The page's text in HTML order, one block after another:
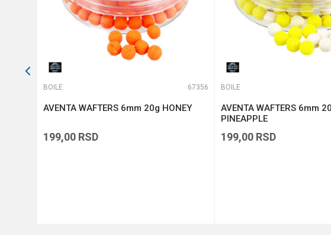
BOILE 67356
AVENTA WAFTERS 6mm 20g HONEY
199,00 RSD
BOILE
AVENTA WAFTERS 6mm
PINEAPPLE
199,00 RSD